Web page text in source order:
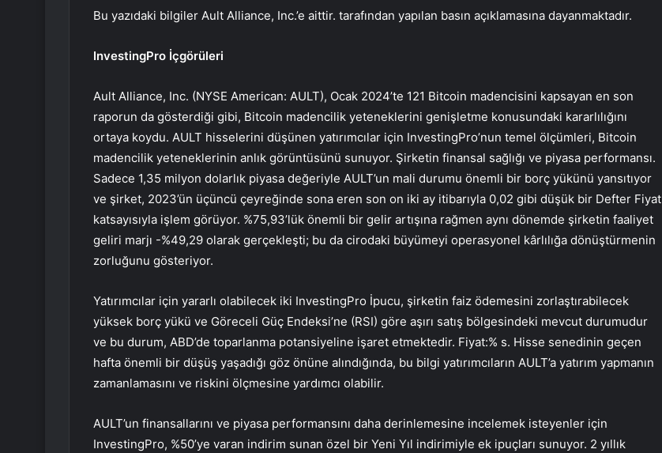
Bu yazıdaki bilgiler Ault Alliance, Inc.’e aittir. tarafından yapılan basın açıklamasına dayanmaktadır.
InvestingPro İçgörüleri
Ault Alliance, Inc. (NYSE American: AULT), Ocak 2024’te 121 Bitcoin madencisini kapsayan en son
raporun da gösterdiği gibi, Bitcoin madencilik yeteneklerini genişletme konusundaki kararlılığını
ortaya koydu. AULT hisselerini düşünen yatırımcılar için InvestingPro’nun temel ölçümleri, Bitcoin
madencilik yeteneklerinin anlık görüntüsünü sunuyor. Şirketin finansal sağlığı ve piyasa performansı.
Sadece 1,35 milyon dolarlık piyasa değeriyle AULT’un mali durumu önemli bir borç yükünü yansıtıyor
ve şirket, 2023’ün üçüncü çeyreğinde sona eren son on iki ay itibarıyla 0,02 gibi düşük bir Defter Fiyat
katsayısıyla işlem görüyor. %75,93’lük önemli bir gelir artışına rağmen aynı dönemde şirketin faaliyet
geliri marjı -%49,29 olarak gerçekleşti; bu da cirodaki büyümeyi operasyonel kârlılığa dönüştürmenin
zorluğunu gösteriyor.
Yatırımcılar için yararlı olabilecek iki InvestingPro İpucu, şirketin faiz ödemesini zorlaştırabilecek
yüksek borç yükü ve Göreceli Güç Endeksi’ne (RSI) göre aşırı satış bölgesindeki mevcut durumudur
ve bu durum, ABD’de toparlanma potansiyeline işaret etmektedir. Fiyat:% s. Hisse senedinin geçen
hafta önemli bir düşüş yaşadığı göz önüne alındığında, bu bilgi yatırımcıların AULT’a yatırım yapmanın
zamanlamasını ve riskini ölçmesine yardımcı olabilir.
AULT’un finansallarını ve piyasa performansını daha derinlemesine incelemek isteyenler için
InvestingPro, %50’ye varan indirim sunan özel bir Yeni Yıl indirimiyle ek ipuçları sunuyor. 2 yıllık